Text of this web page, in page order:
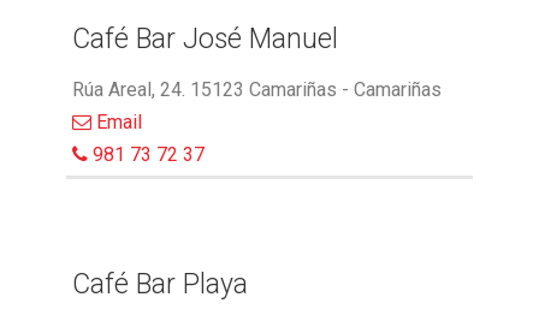
Café Bar José Manuel
Rúa Areal, 24. 15123 Camariñas - Camariñas
Email
981 73 72 37
Café Bar Playa